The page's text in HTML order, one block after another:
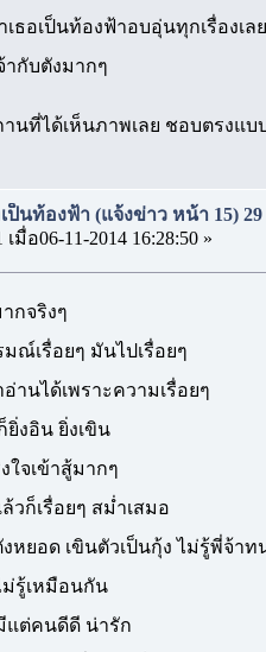
ธอเป็นท้องฟ้าอบอุ่นทุกเรื่องเล
กับตังมากๆ
นที่ได้เห็นภาพเลย ชอบตรงแ
ป็นท้องฟ้า (แจ้งข่าว หน้า 15)
มื่อ06-11-2014 16:28:50 »
กจริงๆ
มณ์เรื่อยๆ มันไปเรื่อยๆ
านได้เพราะความเรื่อยๆ
งอิน ยิ่งเขิน
ใจเข้าสู้มากๆ
วก็เรื่อยๆ สม่ำเสมอ
งหยอด เขินตัวเป็นกุ้ง ไม่รู้พี่จ้าท
รู้เหมือนกัน
แต่คนดีดี น่ารัก